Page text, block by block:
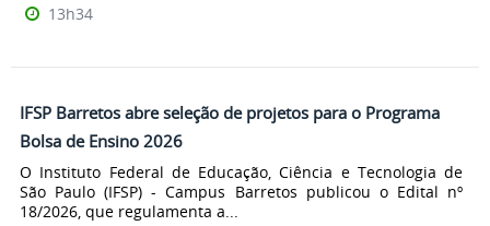
13h34
IFSP Barretos abre seleção de projetos para o Programa
Bolsa de Ensino 2026
O Instituto Federal de Educação, Ciência e Tecnologia de
São Paulo (IFSP) - Campus Barretos publicou o Edital nº
18/2026, que regulamenta a...